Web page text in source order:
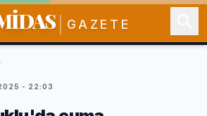
GAZETE
- 22:03